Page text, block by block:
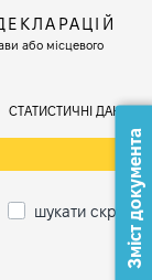
або місцевого
СТАТИСТИЧНІ ДАНІ
шукати скрізьЗміст документа